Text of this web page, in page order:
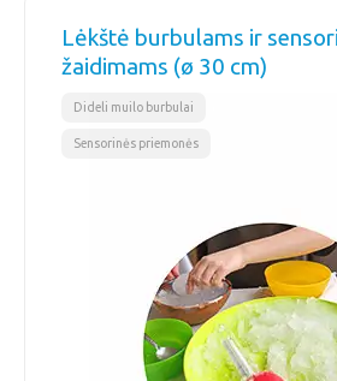
Lėkštė burbulams ir
žaidimams (ø 30 cm)
Dideli muilo burbulai
Sensorinės priemonės